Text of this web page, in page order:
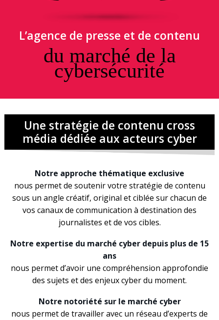
Contact
Recherche
L’agence de presse et de contenu
du marché de la
cybersécurité
Une stratégie de contenu cross
média dédiée aux acteurs cyber
Notre approche thématique exclusive
nous permet de soutenir votre stratégie de contenu
sous un angle créatif, original et ciblée sur chacun de
vos canaux de communication à destination des
journalistes et de vos cibles.
Notre expertise du marché cyber depuis plus de 15
ans
nous permet d’avoir une compréhension approfondie
des sujets et des enjeux cyber du moment.
Notre notoriété sur le marché cyber
nous permet de travailler avec un réseau d’experts de